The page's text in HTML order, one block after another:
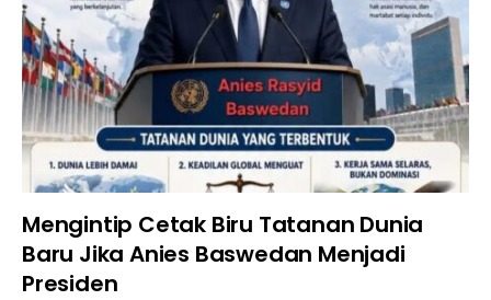
Mengintip Cetak Biru Tatanan Dunia
Baru Jika Anies Baswedan Menjadi
Presiden